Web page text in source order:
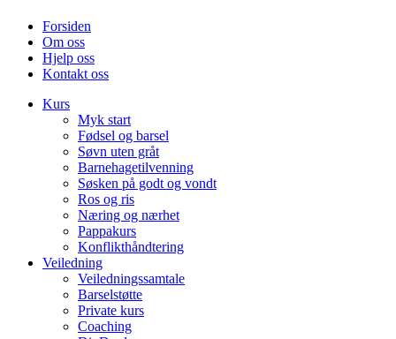
Forsiden
Om oss
Hjelp oss
Kontakt oss
Kurs
Myk start
Fødsel og barsel
Søvn uten gråt
Barnehagetilvenning
Søsken på godt og vondt
Ros og ris
Næring og nærhet
Pappakurs
Konflikthåndtering
Veiledning
Veiledningssamtale
Barselstøtte
Private kurs
Coaching